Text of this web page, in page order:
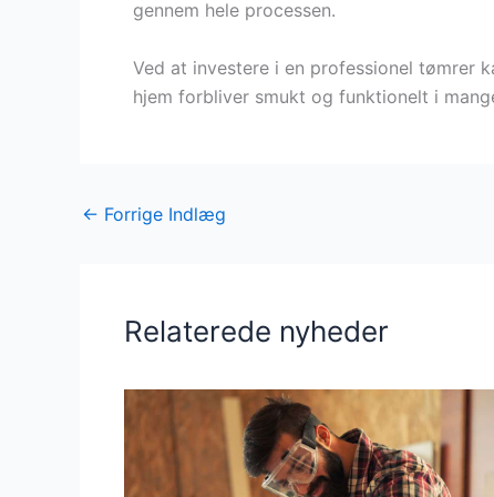
gennem hele processen.
Ved at investere i en professionel tømrer
hjem forbliver smukt og funktionelt i
← Forrige Indlæg
Relaterede nyheder